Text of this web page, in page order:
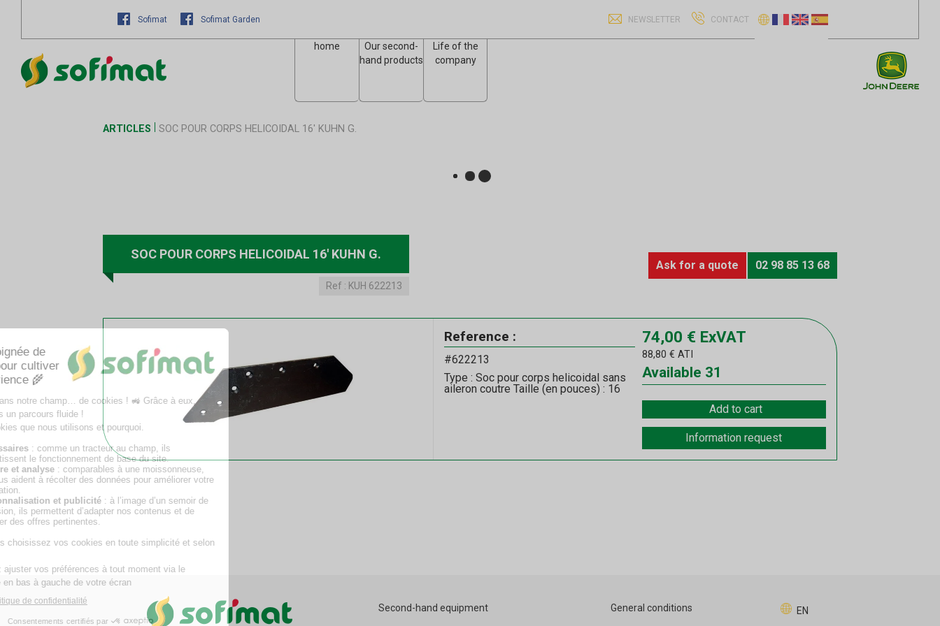
Sofimat Sofimat Garden NEWSLETTER CONTACT
home
Our second-
hand products
Life of the
company
ARTICLES SOC POUR CORPS HELICOIDAL 16' KUHN G.
SOC POUR CORPS HELICOIDAL 16' KUHN G.
Ref : KUH 622213
Ask for a quote 02 98 85 13 68
Reference :
#622213
Type : Soc pour corps helicoidal sans
aileron coutre Taille (en pouces) : 16
74,00 € ExVAT
88,80 € ATI
31
Available
Add to cart
Information request
EN
Second-hand equipment General conditions